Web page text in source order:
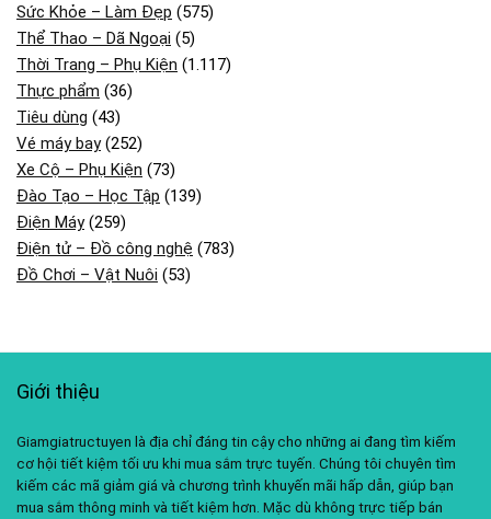
Sức Khỏe – Làm Đẹp (575)
Thể Thao – Dã Ngoại (5)
Thời Trang – Phụ Kiện (1.117)
Thực phẩm (36)
Tiêu dùng (43)
Vé máy bay(252)
Xe Cộ – Phụ Kiện (73)
Đào Tạo – Học Tập (139)
Điện Máy(259)
Điện tử – Đồ công nghệ (783)
Đồ Chơi – Vật Nuôi (53)
Giới thiệu
Giamgiatructuyen là địa chỉ đáng tin cậy cho những ai đang tìm kiếm
cơ hội tiết kiệm tối ưu khi mua sắm trực tuyến. Chúng tôi chuyên tìm
kiếm các mã giảm giá và chương trình khuyến mãi hấp dẫn, giúp bạn
mua sắm thông minh và tiết kiệm hơn. Mặc dù không trực tiếp bán